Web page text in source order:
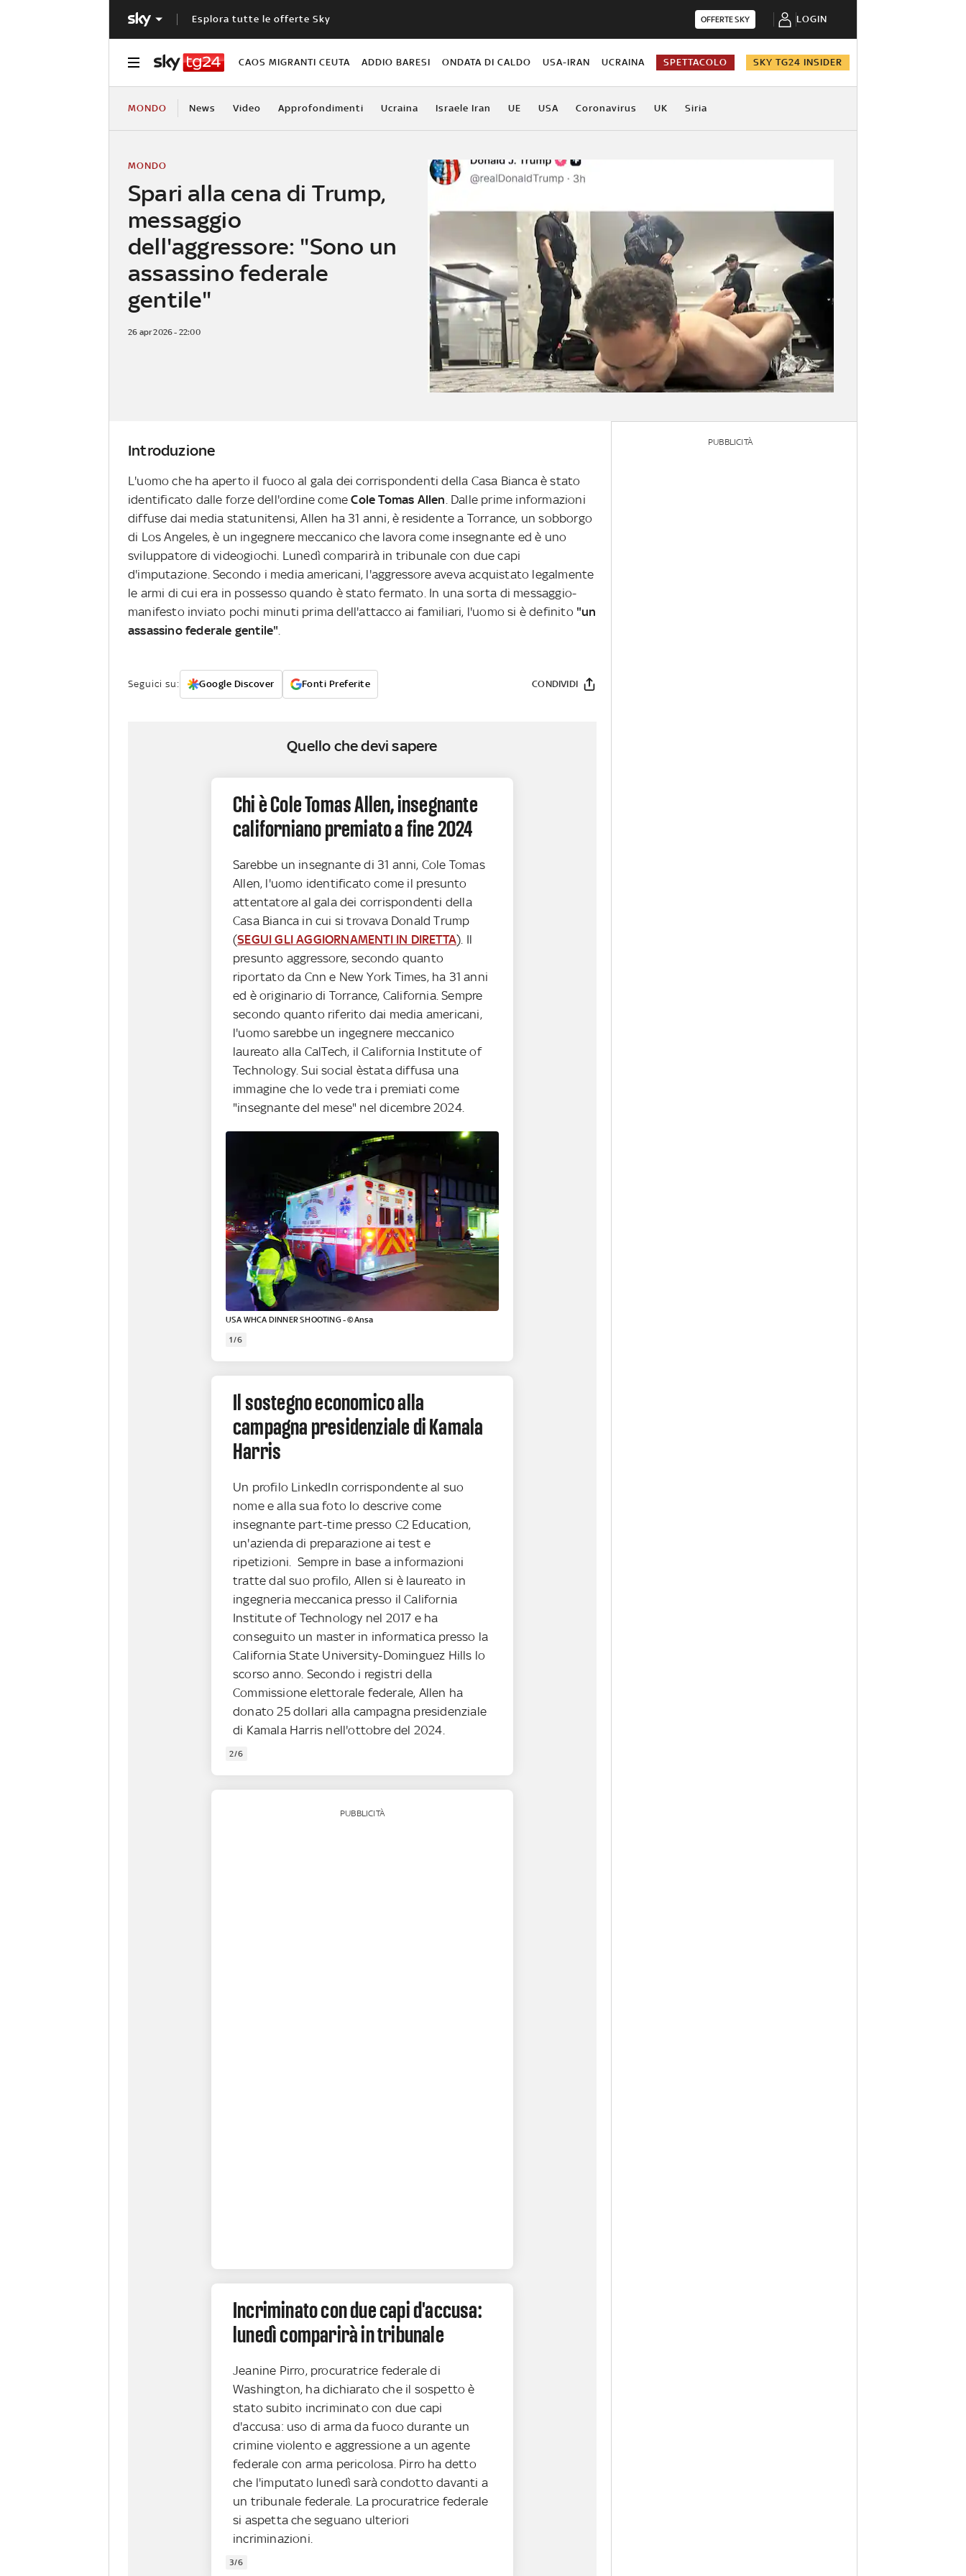
Esplora tutte le offerte Sky OFFERTE SKY LOGIN
CAOS MIGRANTI CEUTA ADDIO BARESI ONDATA DI CALDO USA-IRAN UCRAINA SPETTACOLO SKY TG24 INSIDER
MONDO News Video Approfondimenti Ucraina Israele Iran UE USA Coronavirus UK Siria
Spari alla cena di Trump,
messaggio
dell'aggressore: "Sono un
assassino federale
gentile"
MONDO
26 apr 2026 - 22:00
Introduzione
L'uomo che ha aperto il fuoco al gala dei corrispondenti della Casa Bianca è stato
identificato dalle forze dell'ordine comeCole Tomas Allen. Dalle prime informazioni
diffuse dai media statunitensi, Allen ha 31 anni, è residente a Torrance, un sobborgo
di Los Angeles, è un ingegnere meccanico che lavora come insegnante ed è uno
sviluppatore di videogiochi. Lunedì comparirà in tribunale con due capi
d'imputazione. Secondo i media americani, l'aggressore aveva acquistato legalmente
le armi di cui era in possesso quando è stato fermato. In una sorta di messaggio-
manifesto inviato pochi minuti prima dell'attacco ai familiari, l'uomo si è definito "un
assassino federale gentile".
Seguici su: Google Discover Fonti Preferite CONDIVIDI
Quello che devi sapere
Chi è Cole Tomas Allen, insegnante
californiano premiato a fine 2024
Sarebbe un insegnante di 31 anni, Cole Tomas
Allen, l'uomo identificato come il presunto
attentatore al gala dei corrispondenti della
Casa Bianca in cui si trovava Donald Trump
(SEGUI GLI AGGIORNAMENTI IN DIRETTA). Il
presunto aggressore, secondo quanto
riportato da Cnn e New York Times, ha 31 anni
ed è originario di Torrance, California. Sempre
secondo quanto riferito dai media americani,
l'uomo sarebbe un ingegnere meccanico
laureato alla CalTech, il California Institute of
Technology. Sui social èstata diffusa una
immagine che lo vede tra i premiati come
"insegnante del mese" nel dicembre 2024.
USA WHCA DINNER SHOOTING - ©Ansa
1/6
Il sostegno economico alla
campagna presidenziale di Kamala
Harris
Un profilo LinkedIn corrispondente al suo
nome e alla sua foto lo descrive come
insegnante part-time presso C2 Education,
un'azienda di preparazione ai test e
ripetizioni. Sempre in base a informazioni
tratte dal suo profilo, Allen si è laureato in
ingegneria meccanica presso il California
Institute of Technology nel 2017 e ha
conseguito un master in informatica presso la
California State University-Dominguez Hills lo
scorso anno. Secondo i registri della
Commissione elettorale federale, Allen ha
donato 25 dollari alla campagna presidenziale
di Kamala Harris nell'ottobre del 2024.
2/6
PUBBLICITÀ
Incriminato con due capi d'accusa:
lunedì comparirà in tribunale
Jeanine Pirro, procuratrice federale di
Washington, ha dichiarato che il sospetto è
stato subito incriminato con due capi
d'accusa: uso di arma da fuoco durante un
crimine violento e aggressione a un agente
federale con arma pericolosa. Pirro ha detto
che l'imputato lunedì sarà condotto davanti a
un tribunale federale. La procuratrice federale
si aspetta che seguano ulteriori
incriminazioni.
3/6
PUBBLICITÀ